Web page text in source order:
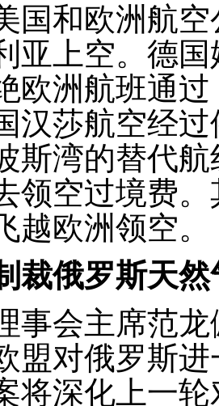
和欧洲航空
亚上空。德
欧洲航班通
汉莎航空经
斯湾的替代
领空过境费
越欧洲领空。
裁俄罗斯天然
会主席范龙
盟对俄罗斯
将深化上一